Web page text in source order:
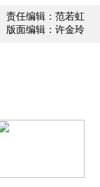
责任编辑：范若虹
版面编辑：许金玲